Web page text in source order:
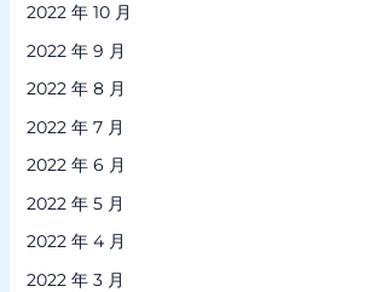
2022 年 10 月
2022 年 9 月
2022 年 8 月
2022 年 7 月
2022 年 6 月
2022 年 5 月
2022 年 4 月
2022 年 3 月